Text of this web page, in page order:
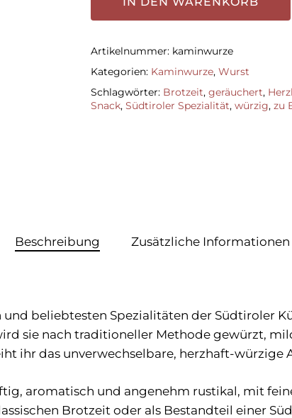
Artikelnummer: kaminwurze
Kategorien: Kaminwurze, Wurst
Schlagwörter: Brotzeit, geräuchert,
Snack, Südtiroler Spezialität, würzig, zu
Beschreibung Zusätzliche Informationen
beliebtesten Spezialitäten der Südtiroler
sie nach traditioneller Methode gewürzt,
ihr das unverwechselbare, herzhaft-würzige
aromatisch und angenehm rustikal, mit
Brotzeit oder als Bestandteil einer